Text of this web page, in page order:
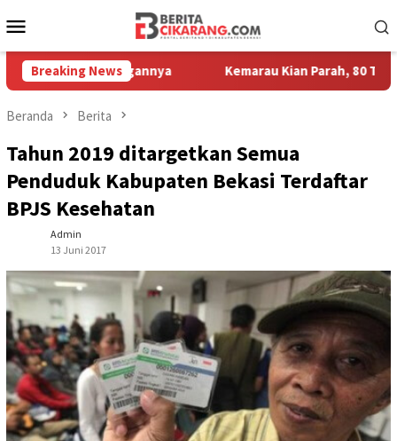
ke
Mobile
Breaking News
Kesayangannya Kemarau Kian Parah, 80 Titik di
Beranda Berita
Tahun 2019 ditargetkan Semua
Penduduk Kabupaten Bekasi Terdaftar
BPJS Kesehatan
Admin
13 Juni 2017